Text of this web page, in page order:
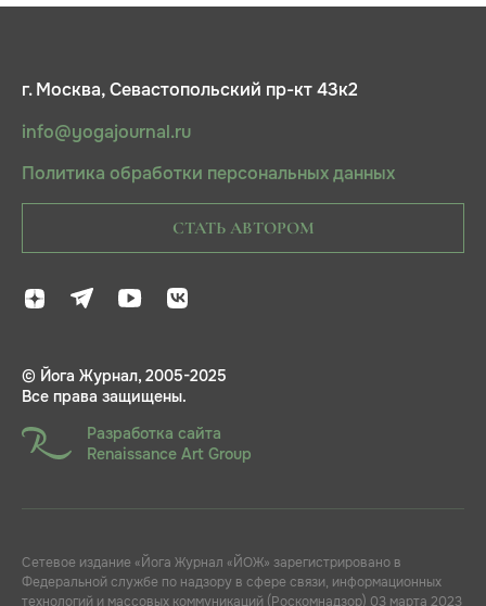
г. Москва, Севастопольский пр-кт 43к2
info@yogajournal.ru
Политика обработки персональных данных
СТАТЬ АВТОРОМ
© Йога Журнал, 2005-2025
Все права защищены.
Разработка сайта
Renaissance Art Group
Сетевое издание «Йога Журнал «ЙОЖ» зарегистрировано в
Федеральной службе по надзору в сфере связи, информационных
технологий и массовых коммуникаций (Роскомнадзор) 03 марта 2023